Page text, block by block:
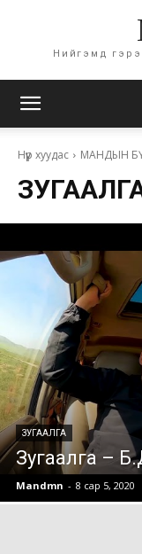
Нийгэмд
Нүүр хуудас МАНДЫН
ЗУГААЛГА
Зугаалга –
Mandmn - 8 сар 5, 2020